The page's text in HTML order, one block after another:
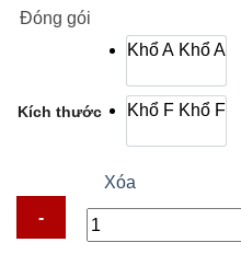
Đóng gói
Kích thước
Khổ A Khổ A
Khổ F Khổ F
Xóa